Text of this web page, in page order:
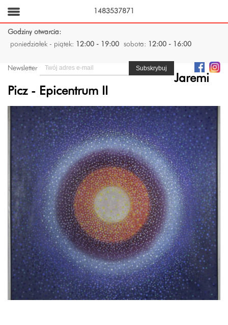
Godziny otwarcia:
poniedziałek - piątek:
12:00 - 19:00 sobota: 12:00 - 16:00
Newsletter
Jaremi
Picz - Epicentrum II
1483537871